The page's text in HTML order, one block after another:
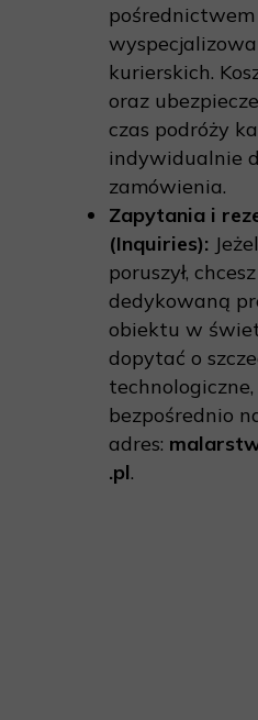
pośrednictwem
kurierskich.
oraz
czas podróży
indywidualnie
zamówienia.
Zapytania i
(Inquiries):
poruszył,
dedykowaną
obiektu w
dopytać o
bezpośrednio
adres:
.pl.